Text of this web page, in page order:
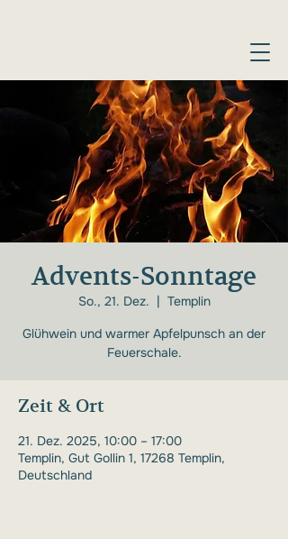
Advents-Sonntage
So., 21. Dez.
  |
Templin
Glühwein und warmer Apfelpunsch an der
Feuerschale.
Zeit & Ort
21. Dez. 2025, 10:00 – 17:00
Templin, Gut Gollin 1, 17268 Templin,
Deutschland